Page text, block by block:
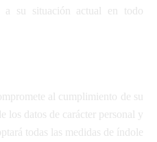
a su situación actual en todo
al cumplimiento de su
los datos de carácter personal y
todas las medidas de índole